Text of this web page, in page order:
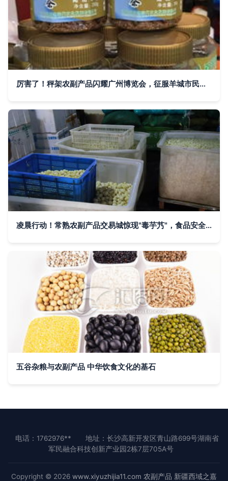
厉害了！秤架农副产品闪耀广州博览会，征服羊城市民味蕾
凌晨行动！常熟农副产品交易城惊现"毒芋艿"，食品安全警钟再次敲响
五谷杂粮与农副产品 中华饮食文化的基石
电话：1762976**
地址：长沙高新开发区青山路699号湖南省
军民融合科技创新产业园2栋7层705A号
Copyright © 2026 www.xiyuzhijia11.com 农副产品 新疆西域之嘉